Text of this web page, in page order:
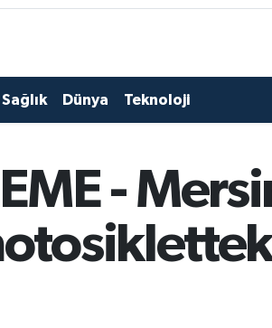
Sağlık Dünya Teknoloji
-